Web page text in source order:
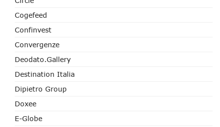
Cogefeed
Confinvest
Convergenze
Deodato.Gallery
Destination Italia
Dipietro Group
Doxee
E-Globe